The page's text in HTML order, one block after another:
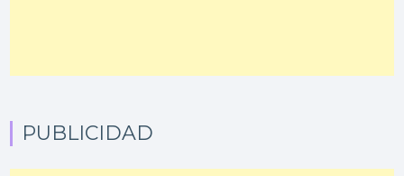
PUBLICIDAD